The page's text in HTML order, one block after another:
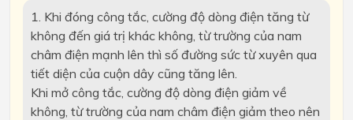
1. Khi đóng công tắc, cường độ dòng điện tăng từ
không đến giá trị khác không, từ trường của nam
châm điện mạnh lên thì số đường sức từ xuyên qua
tiết diện của cuộn dây cũng tăng lên.
Khi mở công tắc, cường độ dòng điện giảm về
không, từ trường của nam châm điện giảm theo nên